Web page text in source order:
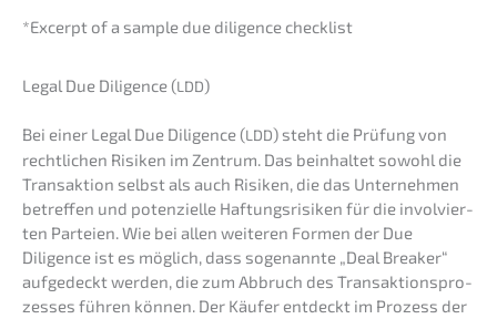
*Excerpt of a sample due diligence checklist
Legal Due Diligence (LDD)
Bei einer Legal Due Diligence (LDD) steht die Prüfung von
recht­li­chen Risiken im Zentrum. Das beinhal­tet sowohl die
Trans­ak­ti­on selbst als auch Risiken, die das Unter­neh­men
betref­fen und poten­zi­el­le Haftungs­ri­si­ken für die invol­vier­
ten Partei­en. Wie bei allen weite­ren Formen der Due
Diligence ist es möglich, dass sogenann­te „Deal Break­er“
aufge­deckt werden, die zum Abbruch des Trans­ak­ti­ons­pro­
zes­ses führen können. Der Käufer entdeckt im Prozess der